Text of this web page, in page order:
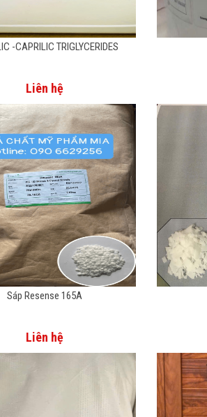
-CAPRILIC TRIGLYCERIDES
Liên hệ
Sáp Resense 165A
Liên hệ